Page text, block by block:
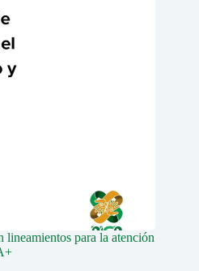
para la atención